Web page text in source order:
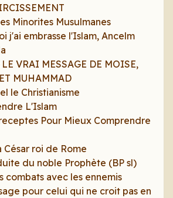
Minorites Musulmanes
j'ai embrasse l'Islam, Ancelm
VRAI MESSAGE DE MOISE,
MUHAMMAD
le Christianisme
L'Islam
Pour Mieux Comprendre
César roi de Rome
du noble Prophète (BP sl)
combats avec les ennemis
pour celui qui ne croit pas en